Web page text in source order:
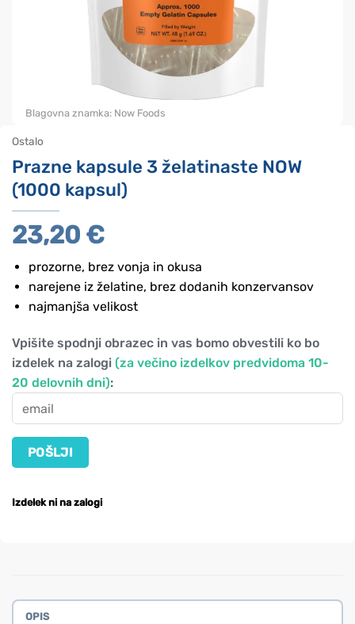
Ostalo
Prazne kapsule 3 želatinaste NOW
(1000 kapsul)
23,20 €
prozorne, brez vonja in okusa
narejene iz želatine, brez dodanih konzervansov
najmanjša velikost
Vpišite spodnji obrazec in vas bomo obvestili ko bo
izdelek na zalogi (za večino izdelkov predvidoma 10-
20 delovnih dni):
Izdelek ni na zalogi
Blagovna znamka: Now Foods
OPIS